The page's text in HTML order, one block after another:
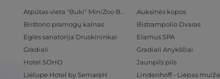
Atpūtas vieta "Buki" MiniZoo BUKS Auksinės kopos
Birštono pramogų kalnas Bistrampolio Dvaras
Eglės sanatorija Druskininkai Elamus SPA
Gradiali Gradiali Anykščiai
Hotel SOHO Jaunpils pils
Lielupe Hotel by SemaraH Lindenhoff - Liepas muiža